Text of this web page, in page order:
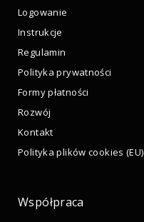
Logowanie
Instrukcje
Regulamin
Polityka prywatności
Formy płatności
Rozwój
Kontakt
Polityka plików cookies (EU)
Współpraca